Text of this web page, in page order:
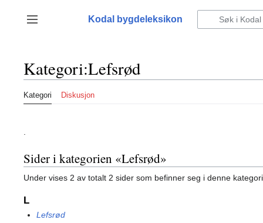
innhold
Vis/skjul sidefelt
Kodal bygdeleksikon
Kategori:Lefsrød
Kategori Diskusjon
Sider i kategorien «Lefsrød»
Under vises 2 av totalt 2 sider som befinner seg i denne
L
Lefsrød